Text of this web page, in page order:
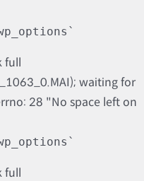
full
waiting for
28 "No space left on
full